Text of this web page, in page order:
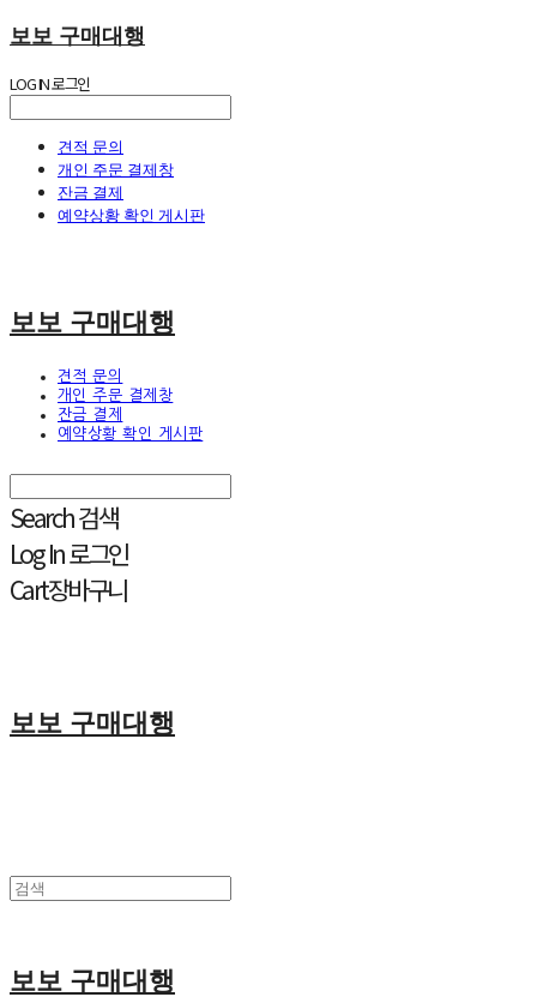
보보 구매대행
LOG IN로그인
견적 문의
개인 주문 결제창
잔금 결제
예약상황 확인 게시판
보보 구매대행
견적 문의
개인 주문 결제창
잔금 결제
예약상황 확인 게시판
Search검색
Log In로그인
Cart장바구니
보보 구매대행
보보 구매대행